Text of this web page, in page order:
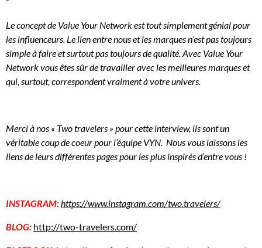
Le concept de Value Your Network est tout simplement génial pour
les influenceurs. Le lien entre nous et les marques n’est pas toujours
simple à faire et surtout pas toujours de qualité.Avec Value Your
Network vousêtes sûr de travailler avec les meilleures marques et
qui, surtout, correspondent vraiment à votre univers.
Merci à nos « Two travelers » pour cette interview, ils sont un
véritable coup de coeur pour l’équipe VYN. Nous vous laissons les
liens de leurs différentes pages pour les plus inspirés d’entre vous !
INSTAGRAM:https://www.instagram.com/two.travelers/
BLOG: http://two-travelers.com/